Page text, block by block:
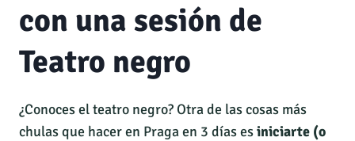
con una sesión de
Teatro negro
¿Conoces el teatro negro? Otra de las cosas más
chulas que hacer en Praga en 3 días esiniciarte (o